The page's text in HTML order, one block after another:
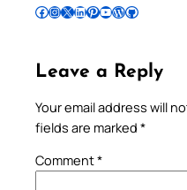
Follow Pradeep on Facebook Follow Pradeep on InstagramFollow Pradeep on X Follow Pradeep on LinkedIn Follow Pradeep on Pinterest Subscribe to Pradeep’s Youtube Channel Follow Pradeep on WordPress Follow Pradeep on GitHub
Leave a Reply
Your email address will
fields are marked *
Comment*